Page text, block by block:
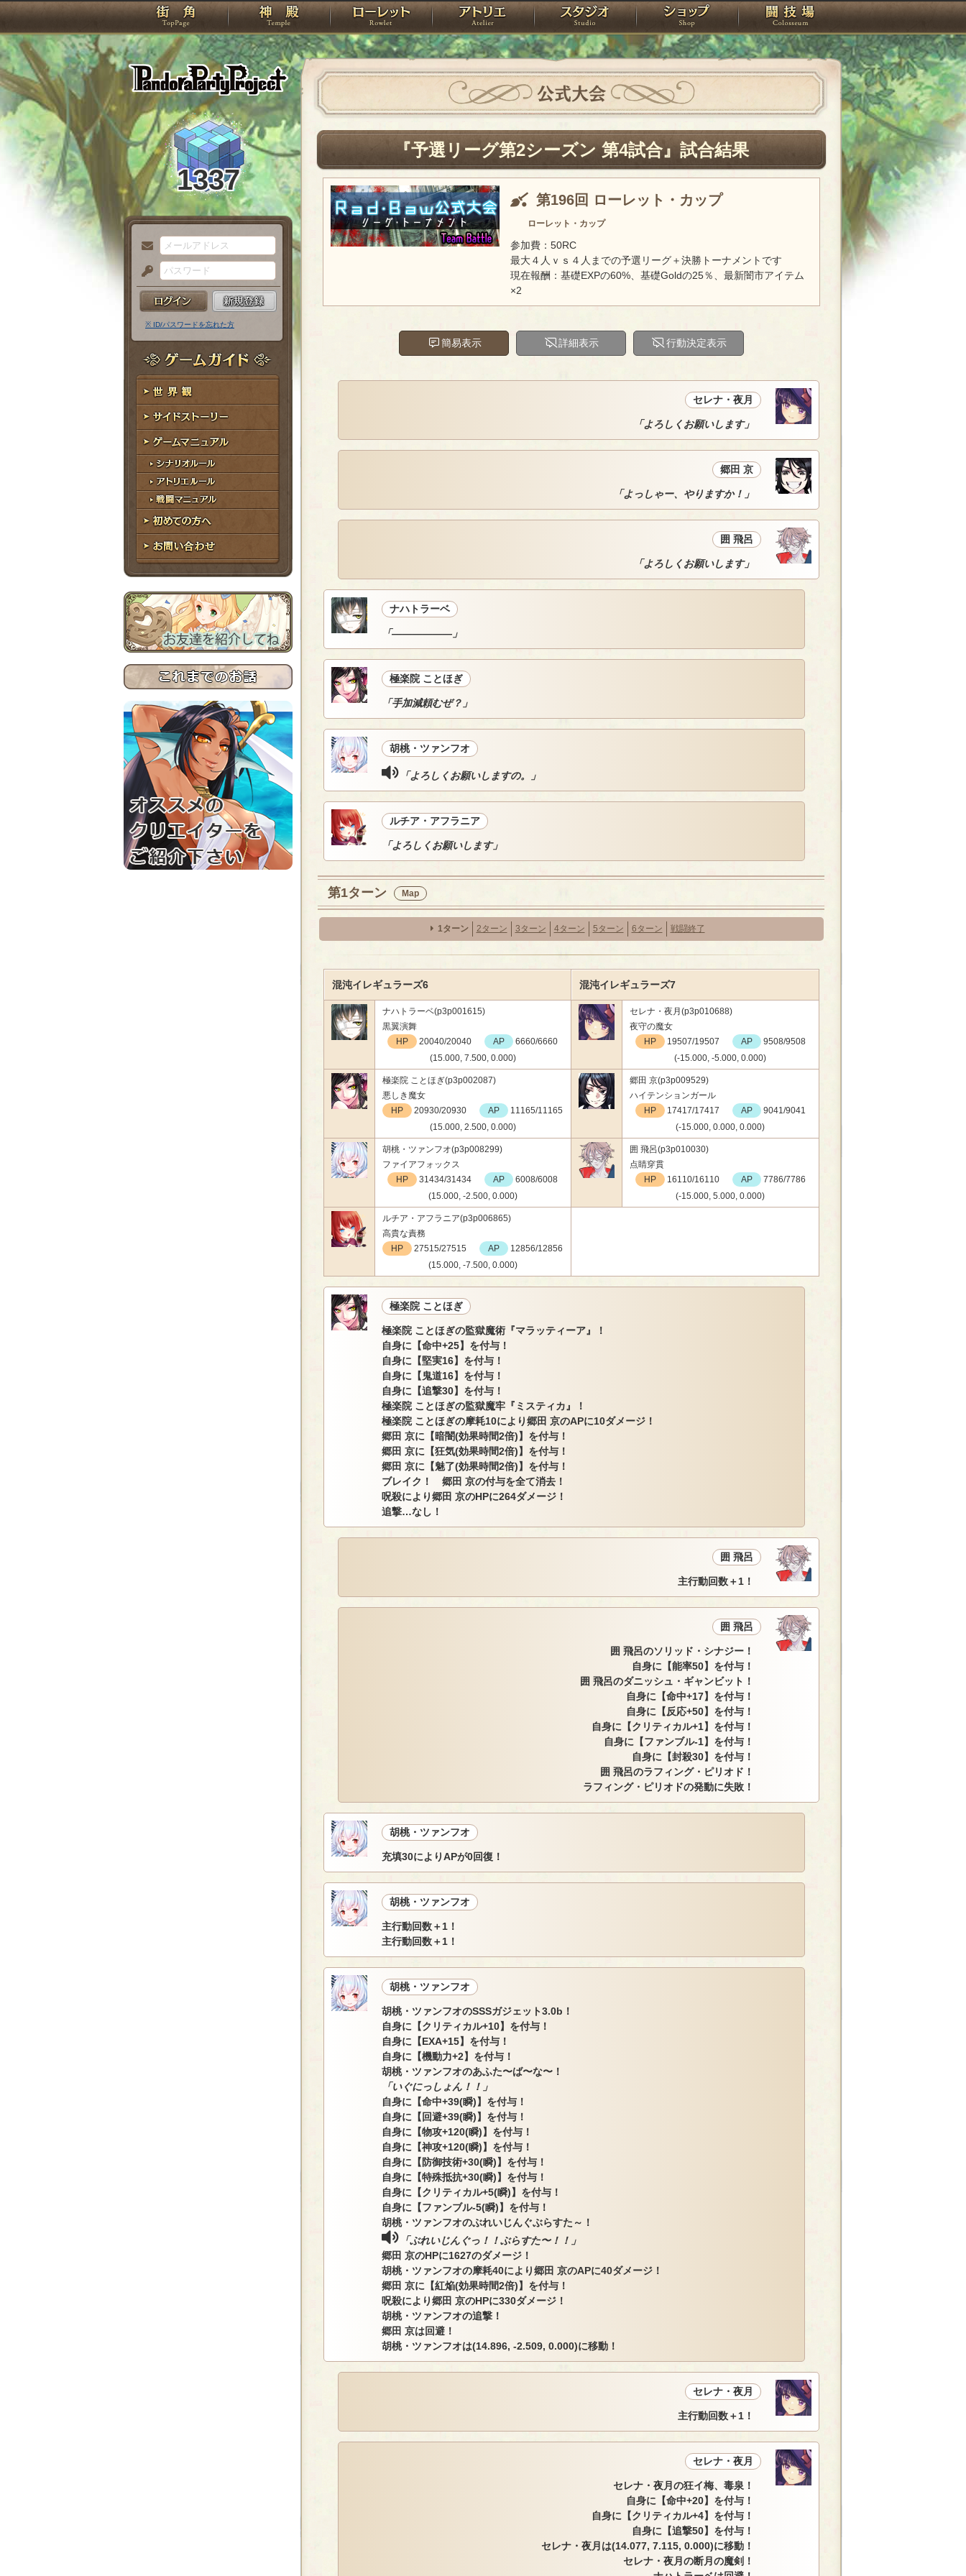
PandoraPartyProject
TOP 神殿 ローレット アトリエ スタジオ ショップ 闘技場
1337
メ
ー
ル
ア
ド
レ
ス
パ
ス
ー
ド
※ ID/パスワードを忘れた方
ゲームガイド
世界観
サイドストーリー
ゲームマニュアル
シナリオルール
アトリエルール
戦闘マニュアル
初めての方へ
お問い合わせ
公式大会
『予選リーグ第2シーズン 第4試合』試合結果
第196回 ローレット・カップ
ローレット・カップ
参加費：50RC
最大４人ｖｓ４人までの予選リーグ＋決勝トーナメントです
現在報酬：基礎EXPの60%、基礎Goldの25％、最新闇市アイテム
×2
簡易表示 詳細表示 行動決定表示
セレナ・夜月
「よろしくお願いします」
郷田 京
「よっしゃー、やりますか！」
囲 飛呂
「よろしくお願いします」
ナハトラーベ
「――――――」
極楽院 ことほぎ
「手加減頼むぜ？」
胡桃・ツァンフオ
「よろしくお願いしますの。」
ルチア・アフラニア
「よろしくお願いします」
第1ターン Map
1ターン 2ターン 3ターン 4ターン 5ターン 6ターン 戦闘終了
混沌イレギュラーズ6 混沌イレギュラーズ7
ナハトラーベ(p3p001615)
黒翼演舞
HP
20040/20040 AP
6660/6660
(15.000, 7.500, 0.000)
セレナ・夜月(p3p010688)
夜守の魔女
HP
19507/19507 AP
9508/9508
(-15.000, -5.000, 0.000)
極楽院 ことほぎ(p3p002087)
悪しき魔女
HP
20930/20930 AP
11165/11165
(15.000, 2.500, 0.000)
郷田 京(p3p009529)
ハイテンションガール
HP
17417/17417 AP
9041/9041
(-15.000, 0.000, 0.000)
胡桃・ツァンフオ(p3p008299)
ファイアフォックス
HP
31434/31434 AP
6008/6008
(15.000, -2.500, 0.000)
囲 飛呂(p3p010030)
点睛穿貫
HP
16110/16110 AP
7786/7786
(-15.000, 5.000, 0.000)
ルチア・アフラニア(p3p006865)
高貴な責務
HP
27515/27515 AP
12856/12856
(15.000, -7.500, 0.000)
極楽院 ことほぎ
極楽院 ことほぎの監獄魔術『マラッティーア』！
自身に【命中+25】を付与！
自身に【堅実16】を付与！
自身に【鬼道16】を付与！
自身に【追撃30】を付与！
極楽院 ことほぎの監獄魔牢『ミスティカ』！
極楽院 ことほぎの摩耗10により郷田 京のAPに10ダメージ！
郷田 京に【暗闇(効果時間2倍)】を付与！
郷田 京に【狂気(効果時間2倍)】を付与！
郷田 京に【魅了(効果時間2倍)】を付与！
ブレイク！ 郷田 京の付与を全て消去！
呪殺により郷田 京のHPに264ダメージ！
追撃…なし！
囲 飛呂
主行動回数＋1！
囲 飛呂
囲 飛呂のソリッド・シナジー！
自身に【能率50】を付与！
囲 飛呂のダニッシュ・ギャンビット！
自身に【命中+17】を付与！
自身に【反応+50】を付与！
自身に【クリティカル+1】を付与！
自身に【ファンブル-1】を付与！
自身に【封殺30】を付与！
囲 飛呂のラフィング・ピリオド！
ラフィング・ピリオドの発動に失敗！
胡桃・ツァンフオ
充填30によりAPが0回復！
胡桃・ツァンフオ
主行動回数＋1！
主行動回数＋1！
胡桃・ツァンフオ
胡桃・ツァンフオのSSSガジェット3.0b！
自身に【クリティカル+10】を付与！
自身に【EXA+15】を付与！
自身に【機動力+2】を付与！
胡桃・ツァンフオのあふた〜ば〜な〜！
「いぐにっしょん！！」
自身に【命中+39(瞬)】を付与！
自身に【回避+39(瞬)】を付与！
自身に【物攻+120(瞬)】を付与！
自身に【神攻+120(瞬)】を付与！
自身に【防御技術+30(瞬)】を付与！
自身に【特殊抵抗+30(瞬)】を付与！
自身に【クリティカル+5(瞬)】を付与！
自身に【ファンブル-5(瞬)】を付与！
胡桃・ツァンフオのぶれいじんぐぶらすた～！
「ぶれいじんぐっ！！ぶらすた〜！！」
郷田 京のHPに1627のダメージ！
胡桃・ツァンフオの摩耗40により郷田 京のAPに40ダメージ！
郷田 京に【紅焔(効果時間2倍)】を付与！
呪殺により郷田 京のHPに330ダメージ！
胡桃・ツァンフオの追撃！
郷田 京は回避！
胡桃・ツァンフオは(14.896, -2.509, 0.000)に移動！
セレナ・夜月
主行動回数＋1！
セレナ・夜月
セレナ・夜月の狂イ梅、毒泉！
自身に【命中+20】を付与！
自身に【クリティカル+4】を付与！
自身に【追撃50】を付与！
セレナ・夜月は(14.077, 7.115, 0.000)に移動！
セレナ・夜月の断月の魔剣！